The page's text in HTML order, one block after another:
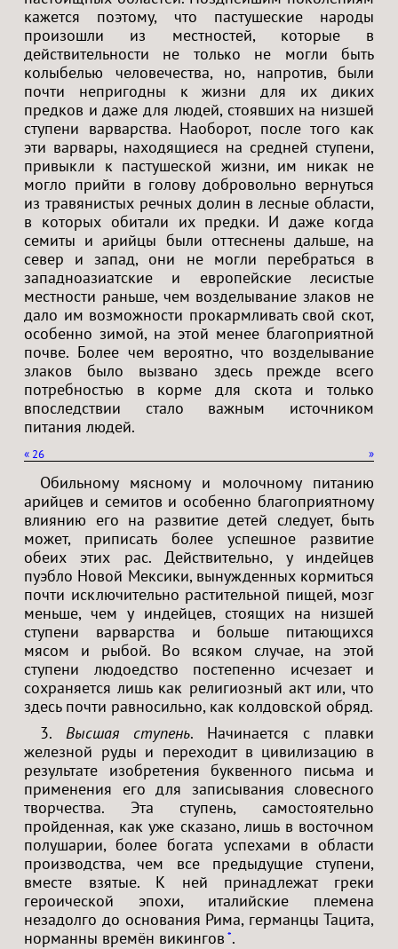
кажется поэтому, что пастушеские народы
произошли из местностей, которые в
действительности не только не могли быть
колыбелью человечества, но, напротив, были
почти непригодны к жизни для их диких
предков и даже для людей, стоявших на низшей
ступени варварства. Наоборот, после того как
эти варвары, находящиеся на средней ступени,
привыкли к пастушеской жизни, им никак не
могло прийти в голову добровольно вернуться
из травянистых речных долин в лесные области,
в которых обитали их предки. И даже когда
семиты и арийцы были оттеснены дальше, на
север и запад, они не могли перебраться в
западноазиатские и европейские лесистые
местности раньше, чем возделывание злаков не
дало им возможности прокармливать свой скот,
особенно зимой, на этой менее благоприятной
почве. Более чем вероятно, что возделывание
злаков было вызвано здесь прежде всего
потребностью в корме для скота и только
впоследствии стало важным источником
питания людей.
« »
26
Обильному мясному и молочному питанию
арийцев и семитов и особенно благоприятному
влиянию его на развитие детей следует, быть
может, приписать более успешное развитие
обеих этих рас. Действительно, у индейцев
пуэбло Новой Мексики, вынужденных кормиться
почти исключительно растительной пищей, мозг
меньше, чем у индейцев, стоящих на низшей
ступени варварства и больше питающихся
мясом и рыбой. Во всяком случае, на этой
ступени людоедство постепенно исчезает и
сохраняется лишь как религиозный акт или, что
здесь почти равносильно, как колдовской обряд.
3. Высшая ступень. Начинается с плавки
железной руды и переходит в цивилизацию в
результате изобретения буквенного письма и
применения его для записывания словесного
творчества. Эта ступень, самостоятельно
пройденная, как уже сказано, лишь в восточном
полушарии, более богата успехами в области
производства, чем все предыдущие ступени,
вместе взятые. К ней принадлежат греки
героической эпохи, италийские племена
незадолго до основания Рима, германцы Тацита,
норманны времён викингов *.